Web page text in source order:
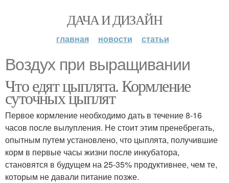
ДАЧА И ДИЗАЙН
главная новости статьи
Воздух при выращивании
Что едят цыплята. Кормление
суточных цыплят
Первое кормление необходимо дать в течение 8-16
часов после вылупления. Не стоит этим пренебрегать,
опытным путем установлено, что цыплята, получившие
корм в первые часы жизни после инкубатора,
становятся в будущем на 25-35% продуктивнее, чем те,
которым не давали питание позже.